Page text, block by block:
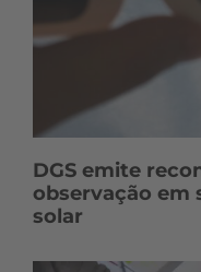
DGS emite
observação em
solar